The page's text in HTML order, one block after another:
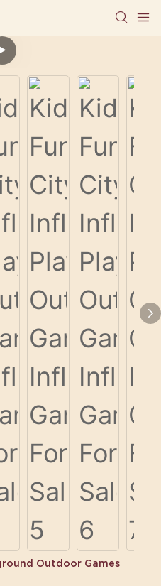
Outdoor Games